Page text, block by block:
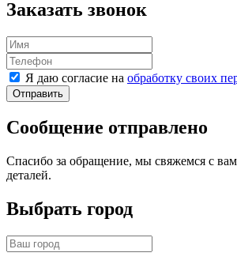
Заказать звонок
Я даю согласие на обработку своих
Отправить
Сообщение отправлено
Спасибо за обращение, мы свяжемся с
деталей.
Выбрать город